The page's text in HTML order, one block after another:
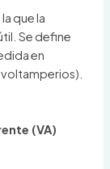
que la
Se define
en
(VA)